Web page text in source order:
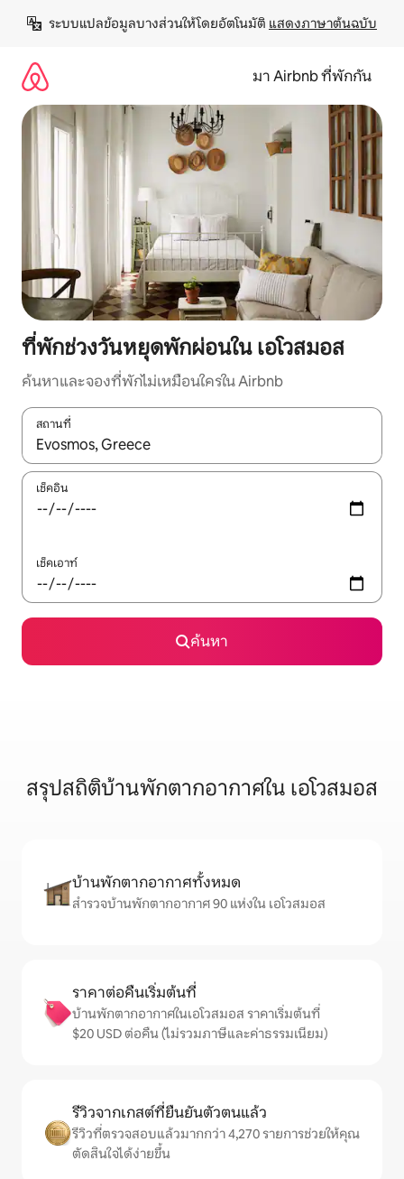
เนื้อหา
ระบบแปลข้อมูลบางส่วนให้โดยอัตโนมัติ แสดงภาษาต้นฉบับ
มา Airbnb ที่พักกัน
ที่พักช่วงวันหยุดพักผ่อนใน เอโวสมอส
ค้นหาและจองที่พักไม่เหมือนใครใน Airbnb
สถานที่
ใช้ลูกศรขึ้นลง หรือใช้การสัมผัสหรือปัด เพื่อสำรวจผลการค้นหา
เช็คอิน
เช็คเอาท์
ค้นหา
สรุปสถิติบ้านพักตากอากาศใน เอโวสมอส
บ้านพักตากอากาศทั้งหมด
สำรวจบ้านพักตากอากาศ 90 แห่งใน เอโวสมอส
ราคาต่อคืนเริ่มต้นที่
บ้านพักตากอากาศในเอโวสมอส ราคาเริ่มต้นที่
$20 USD ต่อคืน (ไม่รวมภาษีและค่าธรรมเนียม)
รีวิวจากเกสต์ที่ยืนยันตัวตนแล้ว
รีวิวที่ตรวจสอบแล้วมากกว่า 4,270 รายการช่วยให้คุณ
ตัดสินใจได้ง่ายขึ้น